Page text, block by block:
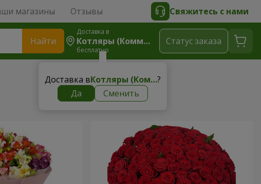
магазины Отзывы Свяжитесь с нами
Найти
Доставка в
Котляры (Коммунар)
бесплатно
Доставка в Котляры (Коммунар)?
Да
Сменить
Cтатус заказа